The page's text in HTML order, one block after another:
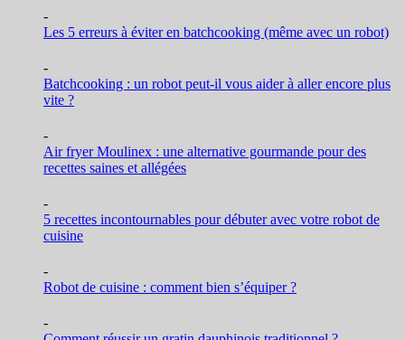
-
Les 5 erreurs à éviter en batchcooking (même avec un robot)
-
Batchcooking : un robot peut-il vous aider à aller encore plus
vite ?
-
Air fryer Moulinex : une alternative gourmande pour des
recettes saines et allégées
-
5 recettes incontournables pour débuter avec votre robot de
cuisine
-
Robot de cuisine : comment bien s’équiper ?
-